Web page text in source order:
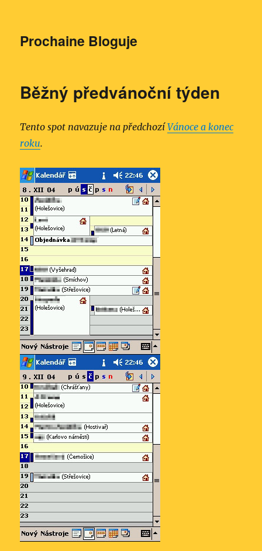
Prochaine Bloguje
Běžný předvánoční týden
Tento spot navazuje na předchozíVánoce a konec
roku.